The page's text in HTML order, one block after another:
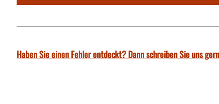
Haben Sie einen Fehler entdeckt? Dann schreiben Sie uns